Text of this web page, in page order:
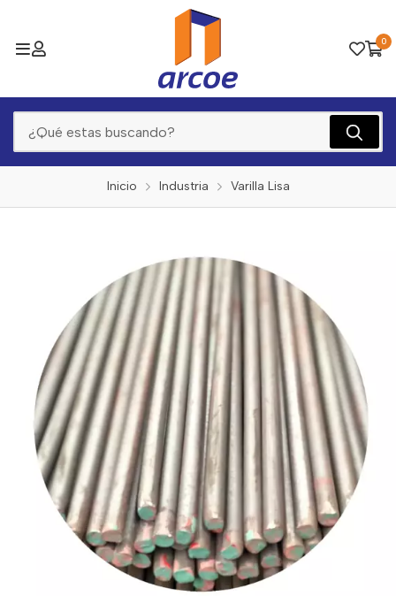
0
Inicio Industria Varilla Lisa